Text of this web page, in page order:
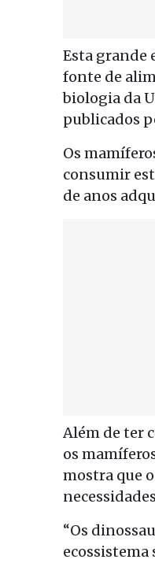
Esta grande
fonte de
biologia da
publicados
Os
consumir
de anos
Além de ter
os
mostra que
“Os